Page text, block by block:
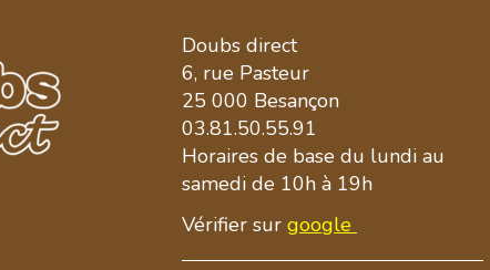
Doubs direct
6, rue Pasteur
25 000 Besançon
03.81.50.55.91
Horaires de base du lundi au
samedi de 10h à 19h
Vérifier sur google